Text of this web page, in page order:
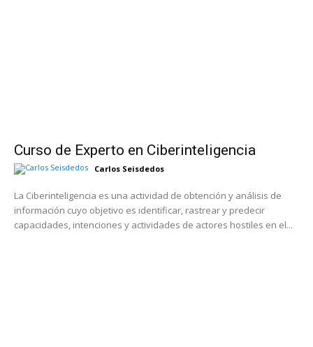
Curso de Experto en Ciberinteligencia
Carlos Seisdedos
La Ciberinteligencia es una actividad de obtención y análisis de
información cuyo objetivo es identificar, rastrear y predecir
capacidades, intenciones y actividades de actores hostiles en el...